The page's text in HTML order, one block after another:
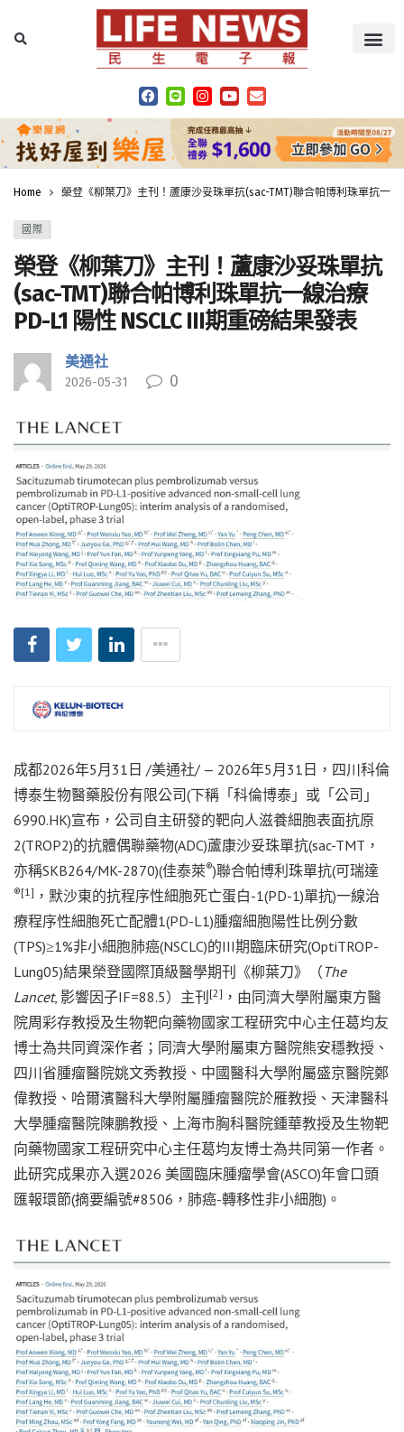
Home 榮登《柳葉刀》主刊！蘆康沙妥珠單抗(sac-TMT)聯合帕博利珠單抗一線
國際
榮登《柳葉刀》主刊！蘆康沙妥珠單抗
(sac-TMT)聯合帕博利珠單抗一線治療
PD-L1 陽性 NSCLC III期重磅結果發表
美通社
2026-05-31 0
成都2026年5月31日 /美通社/ — 2026年5月31日，四川科倫
博泰生物醫藥股份有限公司(下稱「科倫博泰」或「公司」
6990.HK)宣布，公司自主研發的靶向人滋養細胞表面抗原
2(TROP2)的抗體偶聯藥物(ADC)蘆康沙妥珠單抗(sac-TMT，
亦稱SKB264/MK-2870)(佳泰萊®)聯合帕博利珠單抗(可瑞達
®[1] ，默沙東的抗程序性細胞死亡蛋白-1(PD-1)單抗)一線治
療程序性細胞死亡配體1(PD-L1)腫瘤細胞陽性比例分數
(TPS)≥1%非小細胞肺癌(NSCLC)的III期臨床研究(OptiTROP-
Lung05)結果榮登國際頂級醫學期刊《柳葉刀》（ The
Lancet, 影響因子IF=88.5）主刊[2] ，由同濟大學附屬東方醫
院周彩存教授及生物靶向藥物國家工程研究中心主任葛均友
博士為共同資深作者；同濟大學附屬東方醫院熊安穩教授、
四川省腫瘤醫院姚文秀教授、中國醫科大學附屬盛京醫院鄭
偉教授、哈爾濱醫科大學附屬腫瘤醫院於雁教授、天津醫科
大學腫瘤醫院陳鵬教授、上海市胸科醫院鍾華教授及生物靶
向藥物國家工程研究中心主任葛均友博士為共同第一作者。
此研究成果亦入選2026 美國臨床腫瘤學會(ASCO)年會口頭
匯報環節(摘要編號#8506，肺癌-轉移性非小細胞)。